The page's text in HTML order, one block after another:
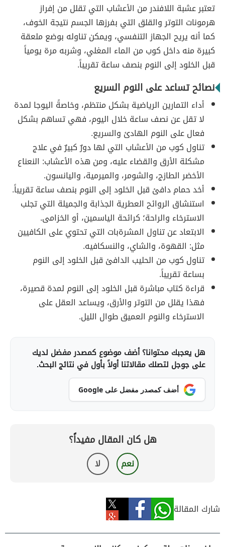
تعتبر عشبة اللافندر من الأعشاب التي تقلل من إفراز
هرمونات التوتر والقلق التي بفرزها الجسم نتيجة الخوف،
كما أنه يريح الجهاز التنفسي، ويمكن تناوله بوضع ملعقة
كبيرة منه داخل كوب من الماء المغلي، وشربه مرة يومياً
قبل الخلود إلى النوم بنصف ساعة تقريباً.
نصائح تساعد على النوم السريع
أداء التمارين الرياضية بشكل منتظم، وخاصةً اليوجا لمدة
لا تقل عن نصف ساعة خلال اليوم، فهي تساهم بشكل
فعال على النوم الهادئ والسريع.
تناول كوب من الأعشاب التي لها دورٌ كبيرٌ في علاج
مشكلة الأرق والقضاء عليه، ومن هذه الأعشاب: النعناع
الأخضر الطازج، والشومر، والميرمية، واليانسون.
أخد حمام دافئ قبل الخلود إلى النوم بنصف ساعة تقريباً.
استنشاق الروائح العطرية الجذابة والجميلة التي تجلب
الاسترخاء والراحة؛ كرائحة الياسمين، أو الخزامى.
الابتعاد عن تناول المشرةبات التي تحتوي على الكافيين
مثل: القهوة، والشاي، والنسكافيه.
تناول كوب من الحليب الدافئ قبل الخلود إلى النوم
بساعة تقريباً.
قراءة كتاب مباشرة قبل الخلود إلى النوم لمدة قصيرة،
فهذا يقلل من التوتر والأرق، ويساعد العقل على
الاسترخاء والنوم العميق طوال الليل.
هل يعجبك محتوانا؟ أضف موضوع كمصدر مفضل لديك
على جوجل لتصلك مقالاتنا أولاً بأول في نتائج البحث.
أضف كمصدر مفضل على Google
هل كان المقال مفيداً؟
نعم لا
شارك المقالة